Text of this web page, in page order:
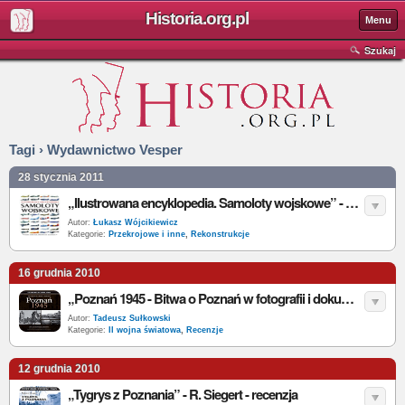
Historia.org.pl Menu
Szukaj
Tagi › Wydawnictwo Vesper
28 stycznia 2011
„Ilustrowana encyklopedia. Samoloty wojskowe” - J. Winchester - recenzja
Autor: Łukasz Wójcikiewicz
Kategorie: Przekrojowe i inne, Rekonstrukcje
16 grudnia 2010
„Poznań 1945 - Bitwa o Poznań w fotografii i dokumentach” - M. Karalus, M. Krzyżaniak - recenzja
Autor: Tadeusz Sułkowski
Kategorie:
II wojna światowa, Recenzje
12 grudnia 2010
„Tygrys z Poznania” - R. Siegert - recenzja